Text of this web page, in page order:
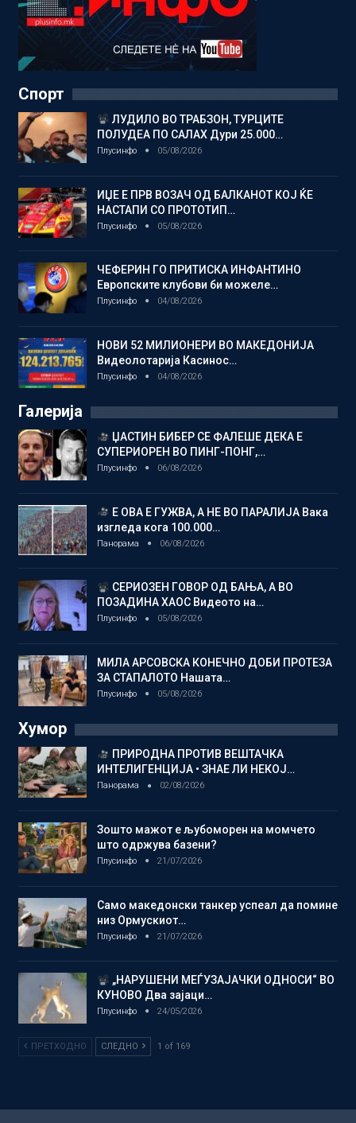
Спорт
ЛУДИЛО ВО ТРАБЗОН, ТУРЦИТЕ
ПОЛУДЕА ПО САЛАХ Дури 25.000…
Плусинфо 05/08/2026
ИЏЕ Е ПРВ ВОЗАЧ ОД БАЛКАНОТ КОЈ ЌЕ
НАСТАПИ СО ПРОТОТИП…
Плусинфо 05/08/2026
ЧЕФЕРИН ГО ПРИТИСКА ИНФАНТИНО
Европските клубови би можеле…
Плусинфо 04/08/2026
НОВИ 52 МИЛИОНЕРИ ВО МАКЕДОНИЈА
Видеолотарија Касинос…
Плусинфо 04/08/2026
Галерија
ЏАСТИН БИБЕР СЕ ФАЛЕШЕ ДЕКА Е
СУПЕРИОРЕН ВО ПИНГ-ПОНГ,…
Плусинфо 06/08/2026
Е ОВА Е ГУЖВА, А НЕ ВО ПАРАЛИЈА Вака
изгледа кога 100.000…
Панорама 06/08/2026
СЕРИОЗЕН ГОВОР ОД БАЊА, А ВО
ПОЗАДИНА ХАОС Видеото на…
Плусинфо 05/08/2026
МИЛА АРСОВСКА КОНЕЧНО ДОБИ ПРОТЕЗА
ЗА СТАПАЛОТО Нашата…
Плусинфо 05/08/2026
Хумор
ПРИРОДНА ПРОТИВ ВЕШТАЧКА
ИНТЕЛИГЕНЦИЈА • ЗНАЕ ЛИ НЕКОЈ…
Панорама 02/08/2026
Зошто мажот е љубоморен на момчето
што одржува базени?
Плусинфо 21/07/2026
Само македонски танкер успеал да помине
низ Ормускиот…
Плусинфо 21/07/2026
„НАРУШЕНИ МЕЃУЗАЈАЧКИ ОДНОСИ“ ВО
КУНОВО Два зајаци…
Плусинфо 24/05/2026
ПРЕТХОДНО СЛЕДНО 1 of 169